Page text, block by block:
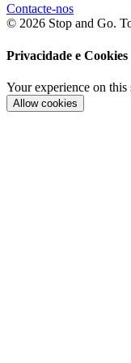
Contacte-nos
© 2026 Stop and Go.
Privacidade e Cookies
Your experience on
Allow cookies